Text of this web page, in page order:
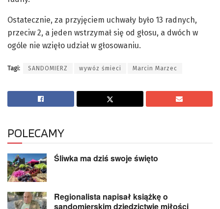
Ostatecznie, za przyjęciem uchwały było 13 radnych,
przeciw 2, a jeden wstrzymał się od głosu, a dwóch w
ogóle nie wzięło udział w głosowaniu.
Tagi: SANDOMIERZ wywóz śmieci Marcin Marzec
POLECAMY
Śliwka ma dziś swoje święto
Regionalista napisał książkę o
sandomierskim dziedzictwie miłości